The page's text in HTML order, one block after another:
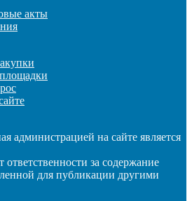
акты
администрацией на сайте является
за содержание
для публикации другими